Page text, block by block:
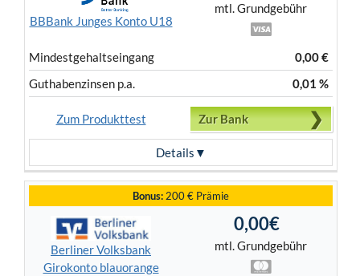
BBBank Junges Konto U18
mtl. Grundgebühr
Mindest­gehalts­eingang
0,00 €
Guthaben­zinsen p.a.
0,01 %
Zum Produkttest
Details
Zur Bank
Berliner Volksbank
Girokonto blauorange
0,00€
mtl. Grundgebühr
Bonus:200 € Prämie